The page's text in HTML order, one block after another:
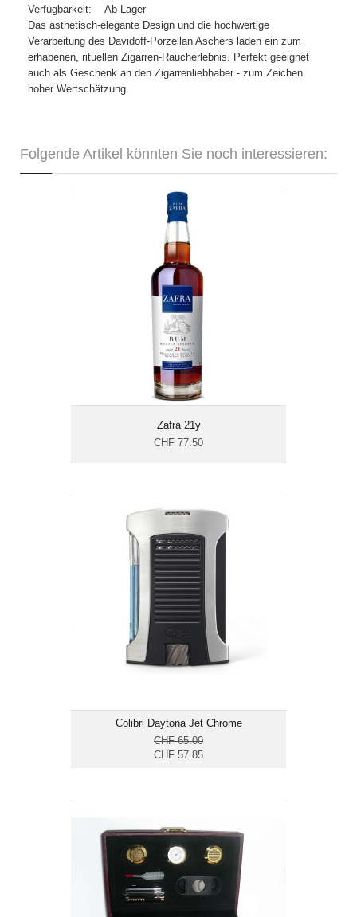
Verfügbarkeit:
Ab Lager
Das ästhetisch-elegante Design und die hochwertige
Verarbeitung des Davidoff-Porzellan Aschers laden ein zum
erhabenen, rituellen Zigarren-Raucherlebnis. Perfekt geeignet
auch als Geschenk an den Zigarrenliebhaber - zum Zeichen
hoher Wertschätzung.
Folgende Artikel könnten Sie noch interessieren:
Zafra 21y
CHF 77.50
Alkohohlgehalt: 40%
Flascheninhalt: 70 cl
Herkunft: Panama
Colibri Daytona Jet Chrome
CHF 65.00
CHF 57.85
Colibri Daytona Jet Chrome
CHF 57.85
Masse cm: 7 x 4.5 x 1.7
CHF 89.00
Masse cm: 25.5 x 16 x 6
Kapazität Zigarren: 12